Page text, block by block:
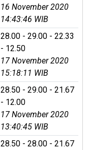
16 November 2020
14:43:46 WIB
28.00 - 29.00 - 22.33
- 12.50
17 November 2020
15:18:11 WIB
28.50 - 29.00 - 21.67
- 12.00
17 November 2020
13:40:45 WIB
28.50 - 28.00 - 21.67